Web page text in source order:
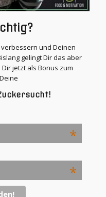
und Deinen
gelingt Dir das aber
jetzt als Bonus zum
*
*